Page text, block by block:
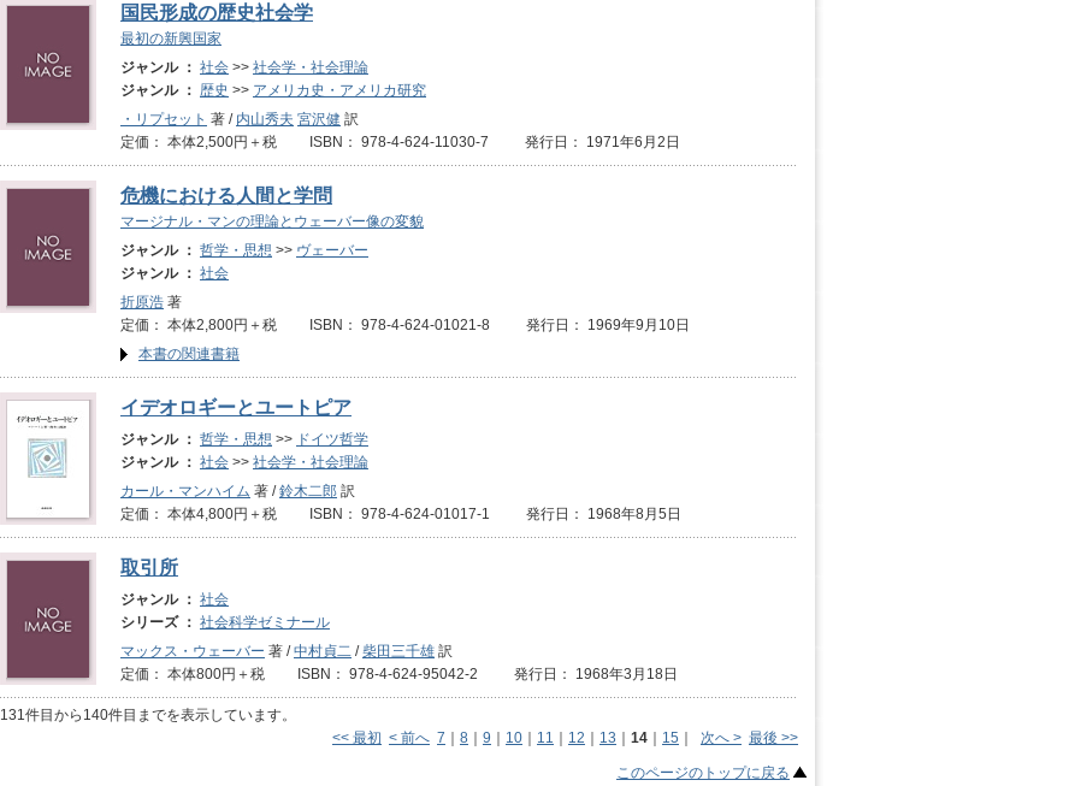
国民形成の歴史社会学
最初の新興国家
ジャンル ： 社会 >> 社会学・社会理論
ジャンル ： 歴史 >> アメリカ史・アメリカ研究
・リプセット 著 / 内山秀夫 宮沢健 訳
定価： 本体2,500円＋税 ISBN： 978-4-624-11030-7 発行日： 1971年6月2日
危機における人間と学問
マージナル・マンの理論とウェーバー像の変貌
ジャンル ： 哲学・思想 >> ヴェーバー
ジャンル ： 社会
折原浩 著
定価： 本体2,800円＋税 ISBN： 978-4-624-01021-8 発行日： 1969年9月10日
本書の関連書籍
イデオロギーとユートピア
ジャンル ： 哲学・思想 >> ドイツ哲学
ジャンル ： 社会 >> 社会学・社会理論
カール・マンハイム 著 /鈴木二郎 訳
定価： 本体4,800円＋税 ISBN： 978-4-624-01017-1 発行日： 1968年8月5日
取引所
ジャンル ： 社会
シリーズ ： 社会科学ゼミナール
マックス・ウェーバー 著 /中村貞二 /柴田三千雄 訳
定価： 本体800円＋税 ISBN： 978-4-624-95042-2 発行日： 1968年3月18日
131件目から140件目までを表示しています。
<< 最初 < 前へ 7 ｜ 8 ｜ 9 ｜ 10 ｜ 11 ｜ 12 ｜ 13 ｜ 14 ｜ 15 ｜ 次へ > 最後 >>
このページのトップに戻る